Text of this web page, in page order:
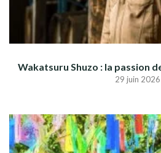
Wakatsuru Shuzo : la passion
29 juin 2026